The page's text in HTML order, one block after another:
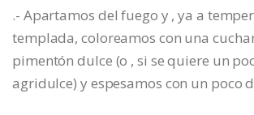
.- Apartamos del fuego y , ya a
templada, coloreamos con una
pimentón dulce (o , si se quiere un
agridulce) y espesamos con un poco